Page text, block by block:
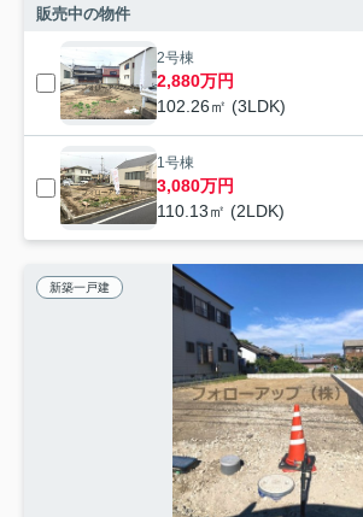
販売中の物件
2号棟
2,880万円
102.26㎡ (3LDK)
1号棟
3,080万円
110.13㎡ (2LDK)
新築一戸建